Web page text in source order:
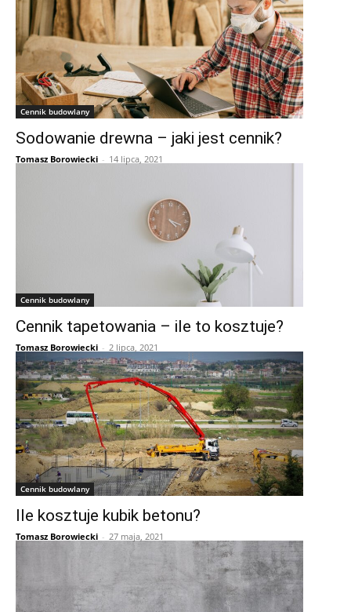
Cennik budowlany
Sodowanie drewna – jaki jest cennik?
Tomasz Borowiecki - 14 lipca, 2021
Cennik budowlany
Cennik tapetowania – ile to kosztuje?
Tomasz Borowiecki - 2 lipca, 2021
Cennik budowlany
Ile kosztuje kubik betonu?
Tomasz Borowiecki - 27 maja, 2021